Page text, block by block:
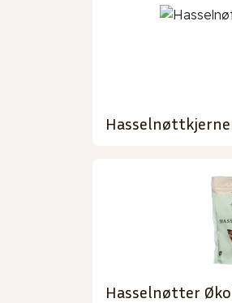
Hasselnøtter